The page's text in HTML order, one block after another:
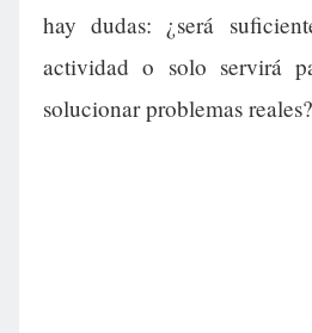
hay dudas: ¿será
actividad o solo servirá
solucionar problemas reales?